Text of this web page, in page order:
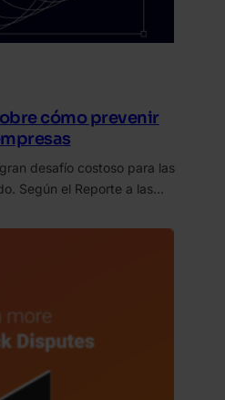
cómo prevenir
desafío costoso para las
Según el Reporte a las…